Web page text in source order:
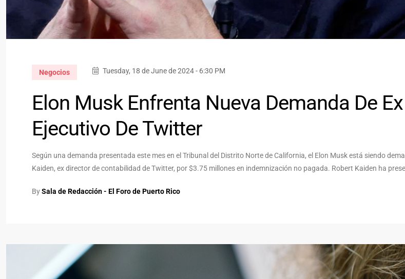
Negocios Tuesday, 18 de June de 2024 - 6:30 PM
Elon Musk Enfrenta Nueva Demanda De Ex
Ejecutivo De Twitter
Según una demanda presentada este mes en el Tribunal del Distrito Norte de California, el Elon Musk está siendo
Kaiden, ex director de contabilidad de Twitter, por $3.75 millones en indemnización no pagada. Robert Kaiden ha
BySala de Redacción - El Foro de Puerto Rico